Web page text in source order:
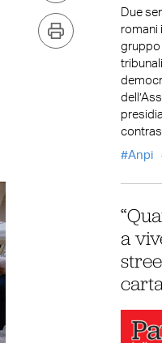
Due
romani
gruppo
Anpi
a